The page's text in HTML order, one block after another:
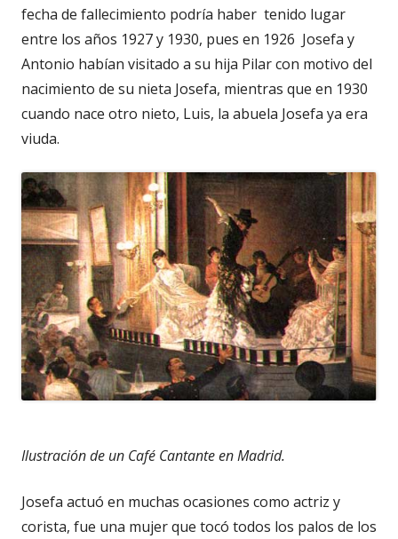
fecha de fallecimiento podría haber tenido lugar
entre los años 1927 y 1930, pues en 1926 Josefa y
Antonio habían visitado a su hija Pilar con motivo del
nacimiento de su nieta Josefa, mientras que en 1930
cuando nace otro nieto, Luis, la abuela Josefa ya era
viuda.
Ilustración de un Café Cantante en Madrid.
Josefa actuó en muchas ocasiones como actriz y
corista, fue una mujer que tocó todos los palos de los